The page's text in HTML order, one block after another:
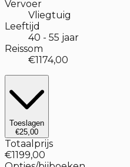
Vervoer
Vliegtuig
Leeftijd
40 - 55 jaar
Reissom
€1174,00
Toeslagen
€25,00
Totaalprijs
€1199,00